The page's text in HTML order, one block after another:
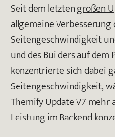
Seit dem letztengroßen
allgemeine Verbesserung
Seitengeschwindigkeit
und des Builders auf dem
konzentrierte sich dabei
Seitengeschwindigkeit,
Themify Update V7 mehr
Leistung im Backend